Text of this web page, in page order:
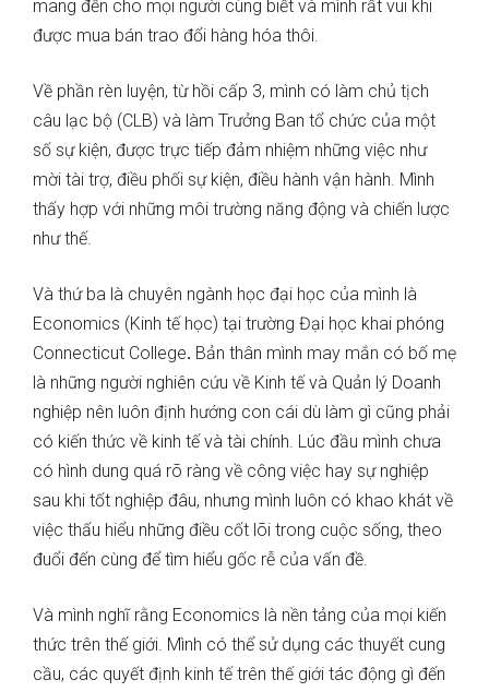
mang đến cho mọi người cùng biết và mình rất vui khi
được mua bán trao đổi hàng hóa thôi.
Về phần rèn luyện, từ hồi cấp 3, mình có làm chủ tịch
câu lạc bộ (CLB) và làm Trưởng Ban tổ chức của một
số sự kiện, được trực tiếp đảm nhiệm những việc như
mời tài trợ, điều phối sự kiện, điều hành vận hành. Mình
thấy hợp với những môi trường năng động và chiến lược
như thế.
Và thứ ba là chuyên ngành học đại học của mình là
Economics (Kinh tế học) tại trường Đại học khai phóng
Connecticut College. Bản thân mình may mắn có bố mẹ
là những người nghiên cứu về Kinh tế và Quản lý Doanh
nghiệp nên luôn định hướng con cái dù làm gì cũng phải
có kiến thức về kinh tế và tài chính. Lúc đầu mình chưa
có hình dung quá rõ ràng về công việc hay sự nghiệp
sau khi tốt nghiệp đâu, nhưng mình luôn có khao khát về
việc thấu hiểu những điều cốt lõi trong cuộc sống, theo
đuổi đến cùng để tìm hiểu gốc rễ của vấn đề.
Và mình nghĩ rằng Economics là nền tảng của mọi kiến
thức trên thế giới. Mình có thể sử dụng các thuyết cung
cầu, các quyết định kinh tế trên thế giới tác động gì đến